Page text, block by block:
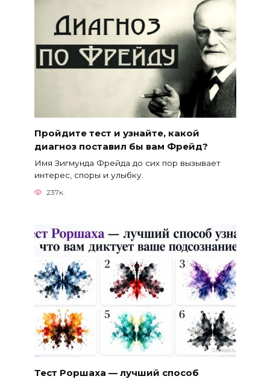
Пройдите тест и узнайте, какой
диагноз поставил бы вам Фрейд?
Имя Зигмунда Фрейда до сих пор вызывает
интерес, споры и улыбку.
237к.
Тест Роршаха — лучший способ